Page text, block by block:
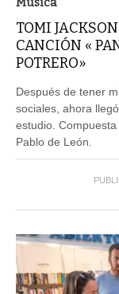
TOMI
CANCIÓN «
POTRERO»
Después de tener
sociales, ahora
estudio.
Pablo de León.